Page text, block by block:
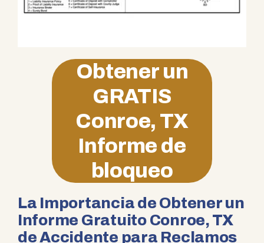
Obtener un
GRATIS
Conroe, TX
Informe de
bloqueo
La Importancia de Obtener un
Informe Gratuito Conroe, TX
de Accidente para Reclamos